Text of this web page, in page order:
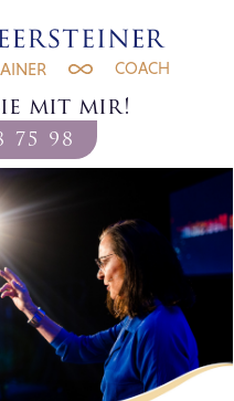
COACH
mit mir!
75 98